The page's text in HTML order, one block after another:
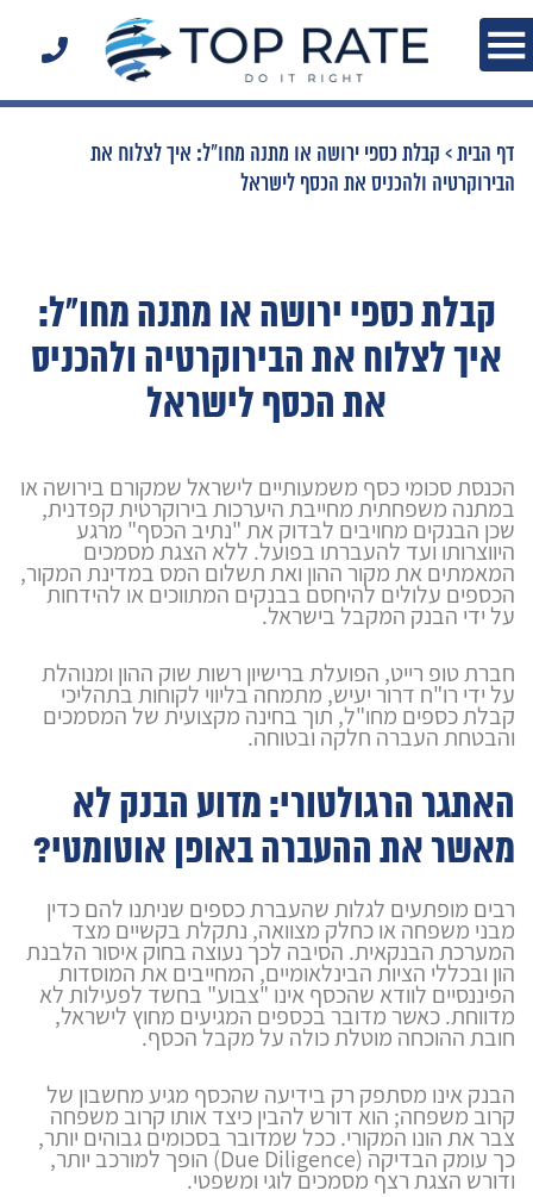
דף הבית> קבלת כספי ירושה או מתנה מחו"ל: איך לצלוח את
הבירוקרטיה ולהכניס את הכסף לישראל
קבלת כספי ירושה או מתנה מחו"ל:
איך לצלוח את הבירוקרטיה ולהכניס
את הכסף לישראל
הכנסת סכומי כסף משמעותיים לישראל שמקורם בירושה או
במתנה משפחתית מחייבת היערכות בירוקרטית קפדנית,
שכן הבנקים מחויבים לבדוק את "נתיב הכסף" מרגע
היווצרותו ועד להעברתו בפועל. ללא הצגת מסמכים
המאמתים את מקור ההון ואת תשלום המס במדינת המקור,
הכספים עלולים להיחסם בבנקים המתווכים או להידחות
על ידי הבנק המקבל בישראל.
חברת טופ רייט, הפועלת ברישיון רשות שוק ההון ומנוהלת
על ידי רו"ח דרור יעיש, מתמחה בליווי לקוחות בתהליכי
קבלת כספים מחו"ל, תוך בחינה מקצועית של המסמכים
והבטחת העברה חלקה ובטוחה.
האתגר הרגולטורי: מדוע הבנק לא
מאשר את ההעברה באופן אוטומטי?
רבים מופתעים לגלות שהעברת כספים שניתנו להם כדין
מבני משפחה או כחלק מצוואה, נתקלת בקשיים מצד
המערכת הבנקאית. הסיבה לכך נעוצה בחוק איסור הלבנת
הון ובכללי הציות הבינלאומיים, המחייבים את המוסדות
הפיננסיים לוודא שהכסף אינו "צבוע" בחשד לפעילות לא
מדווחת. כאשר מדובר בכספים המגיעים מחוץ לישראל,
חובת ההוכחה מוטלת כולה על מקבל הכסף.
הבנק אינו מסתפק רק בידיעה שהכסף מגיע מחשבון של
קרוב משפחה; הוא דורש להבין כיצד אותו קרוב משפחה
צבר את הונו המקורי. ככל שמדובר בסכומים גבוהים יותר,
כך עומק הבדיקה (Due Diligence) הופך למורכב יותר,
ודורש הצגת רצף מסמכים לוגי ומשפטי.